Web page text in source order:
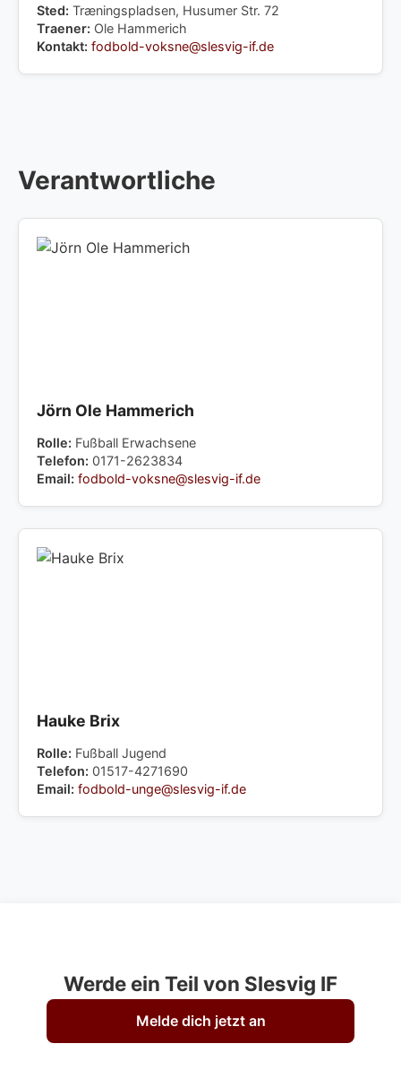
Sted: Træningspladsen, Husumer Str. 72
Traener: Ole Hammerich
Kontakt: fodbold-voksne@slesvig-if.de
Verantwortliche
Jörn Ole Hammerich
Rolle: Fußball Erwachsene
Telefon: 0171-2623834
Email: fodbold-voksne@slesvig-if.de
Hauke Brix
Rolle: Fußball Jugend
Telefon: 01517-4271690
Email: fodbold-unge@slesvig-if.de
Werde ein Teil von Slesvig IF
Melde dich jetzt an